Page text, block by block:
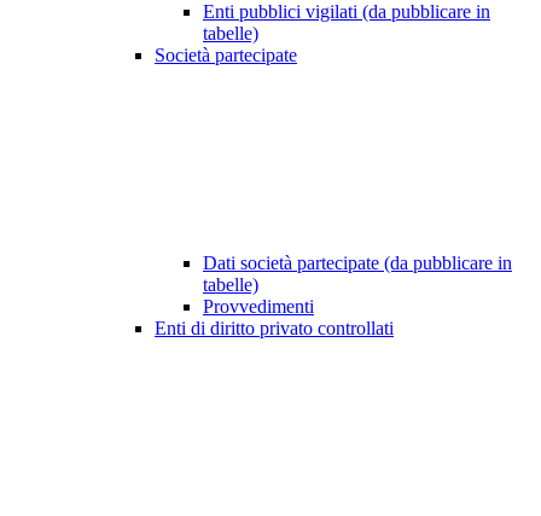
Enti pubblici vigilati (da pubblicare in
tabelle)
Società partecipate
Dati società partecipate (da pubblicare in
tabelle)
Provvedimenti
Enti di diritto privato controllati